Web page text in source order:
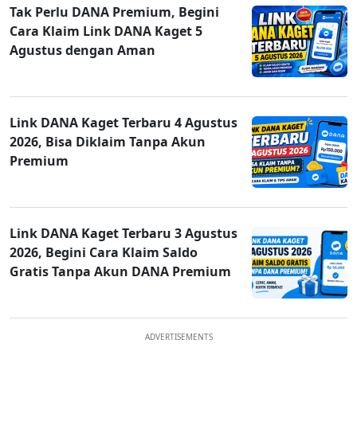
Tak Perlu DANA Premium, Begini
Cara Klaim Link DANA Kaget 5
Agustus dengan Aman
Link DANA Kaget Terbaru 4 Agustus
2026, Bisa Diklaim Tanpa Akun
Premium
Link DANA Kaget Terbaru 3 Agustus
2026, Begini Cara Klaim Saldo
Gratis Tanpa Akun DANA Premium
ADVERTISEMENTS